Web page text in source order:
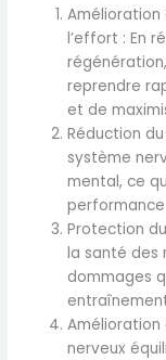
l’effort : En
reprendre
et de
Réduction
système
mental, ce
Protection
la santé des
dommages
Amélioration
nerveux